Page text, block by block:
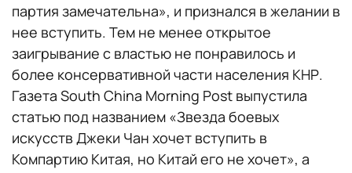
партия замечательна», и признался в желании в
нее вступить. Тем не менее открытое
заигрывание с властью не понравилось и
более консервативной части населения КНР.
Газета South China Morning Post выпустила
статью под названием «Звезда боевых
искусств Джеки Чан хочет вступить в
Компартию Китая, но Китай его не хочет», а